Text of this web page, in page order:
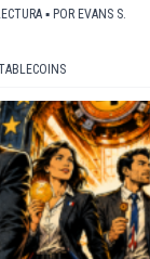
▪ POR EVANS S.